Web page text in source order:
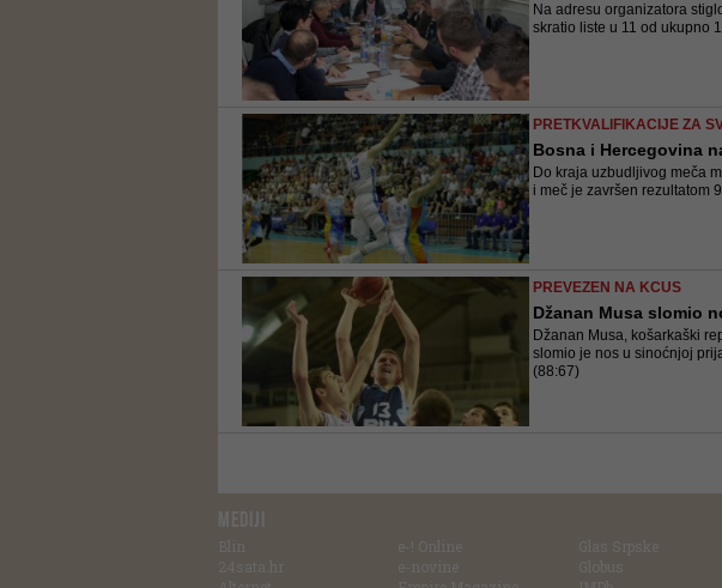
Na adresu organizatora
skratio liste u 11 od ukupno
PRETKVALIFIKACIJE ZA
Bosna i Hercegovina
Do kraja uzbudljivog meča
i meč je završen rezultatom
PREVEZEN NA KCUS
Džanan Musa slomio
Džanan Musa, košarkaški
slomio je nos u sinoćnjoj
(88:67)
MEDIJI
Blin
24sata.hr
e-! Online
e-novine
Glas Srpske
Globus